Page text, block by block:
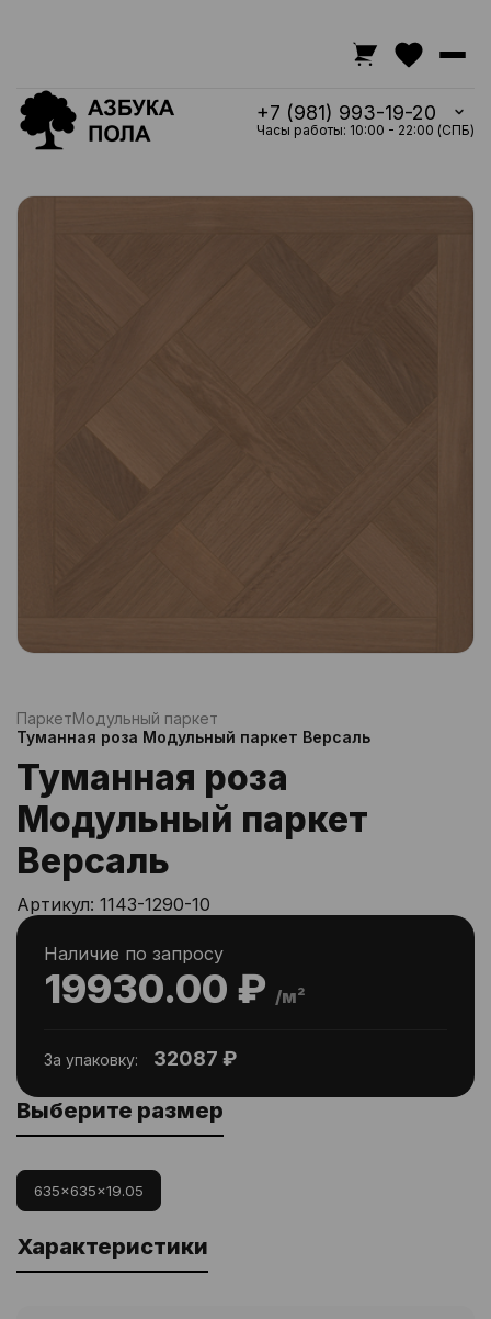
+7 (981) 993-19-20
Часы работы: 10:00 - 22:00 (СПБ)
ПаркетМодульный паркет
Туманная роза Модульный паркет Версаль
Туманная роза
Модульный паркет
Версаль
Артикул: 1143-1290-10
19930.00 ₽ /м²
Наличие по запросу
За упаковку: 32087 ₽
Выберите размер
635x635x19.05
Характеристики